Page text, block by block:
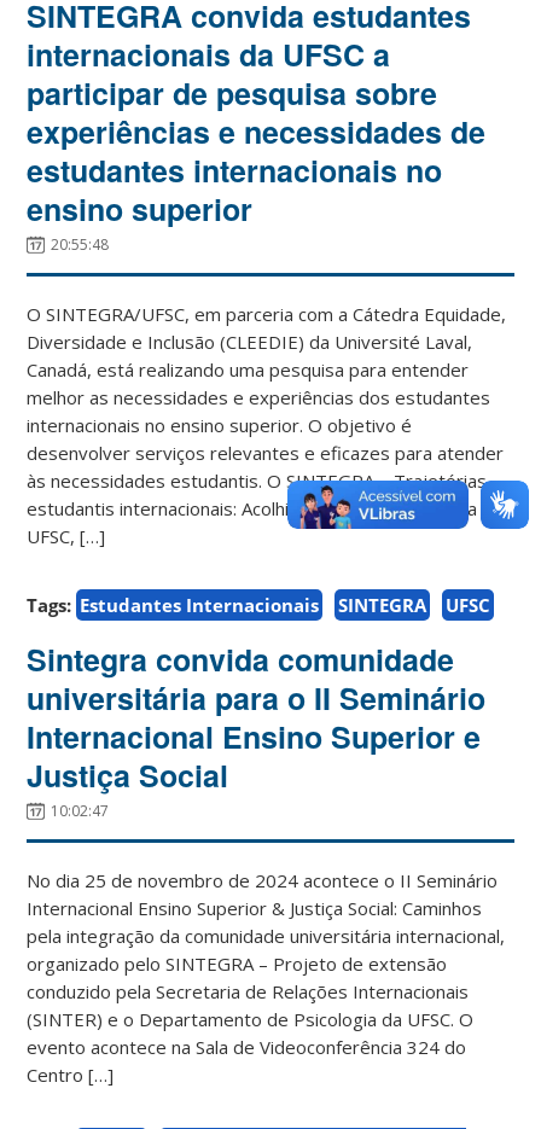
SINTEGRA convida estudantes
internacionais da UFSC a
participar de pesquisa sobre
experiências e necessidades de
estudantes internacionais no
ensino superior
20:55:48
O SINTEGRA/UFSC, em parceria com a Cátedra Equidade,
Diversidade e Inclusão (CLEEDIE) da Université Laval,
Canadá, está realizando uma pesquisa para entender
melhor as necessidades e experiências dos estudantes
internacionais no ensino superior. O objetivo é
desenvolver serviços relevantes e eficazes para atender
às necessidades estudantis. O SINTEGRA – Trajetórias
estudantis internacionais: Acolhimento e integração da
UFSC, […]
Tags: Estudantes Internacionais SINTEGRA UFSC
Sintegra convida comunidade
universitária para o II Seminário
Internacional Ensino Superior e
Justiça Social
10:02:47
No dia 25 de novembro de 2024 acontece o II Seminário
Internacional Ensino Superior & Justiça Social: Caminhos
pela integração da comunidade universitária internacional,
organizado pelo SINTEGRA – Projeto de extensão
conduzido pela Secretaria de Relações Internacionais
(SINTER) e o Departamento de Psicologia da UFSC. O
evento acontece na Sala de Videoconferência 324 do
Centro […]